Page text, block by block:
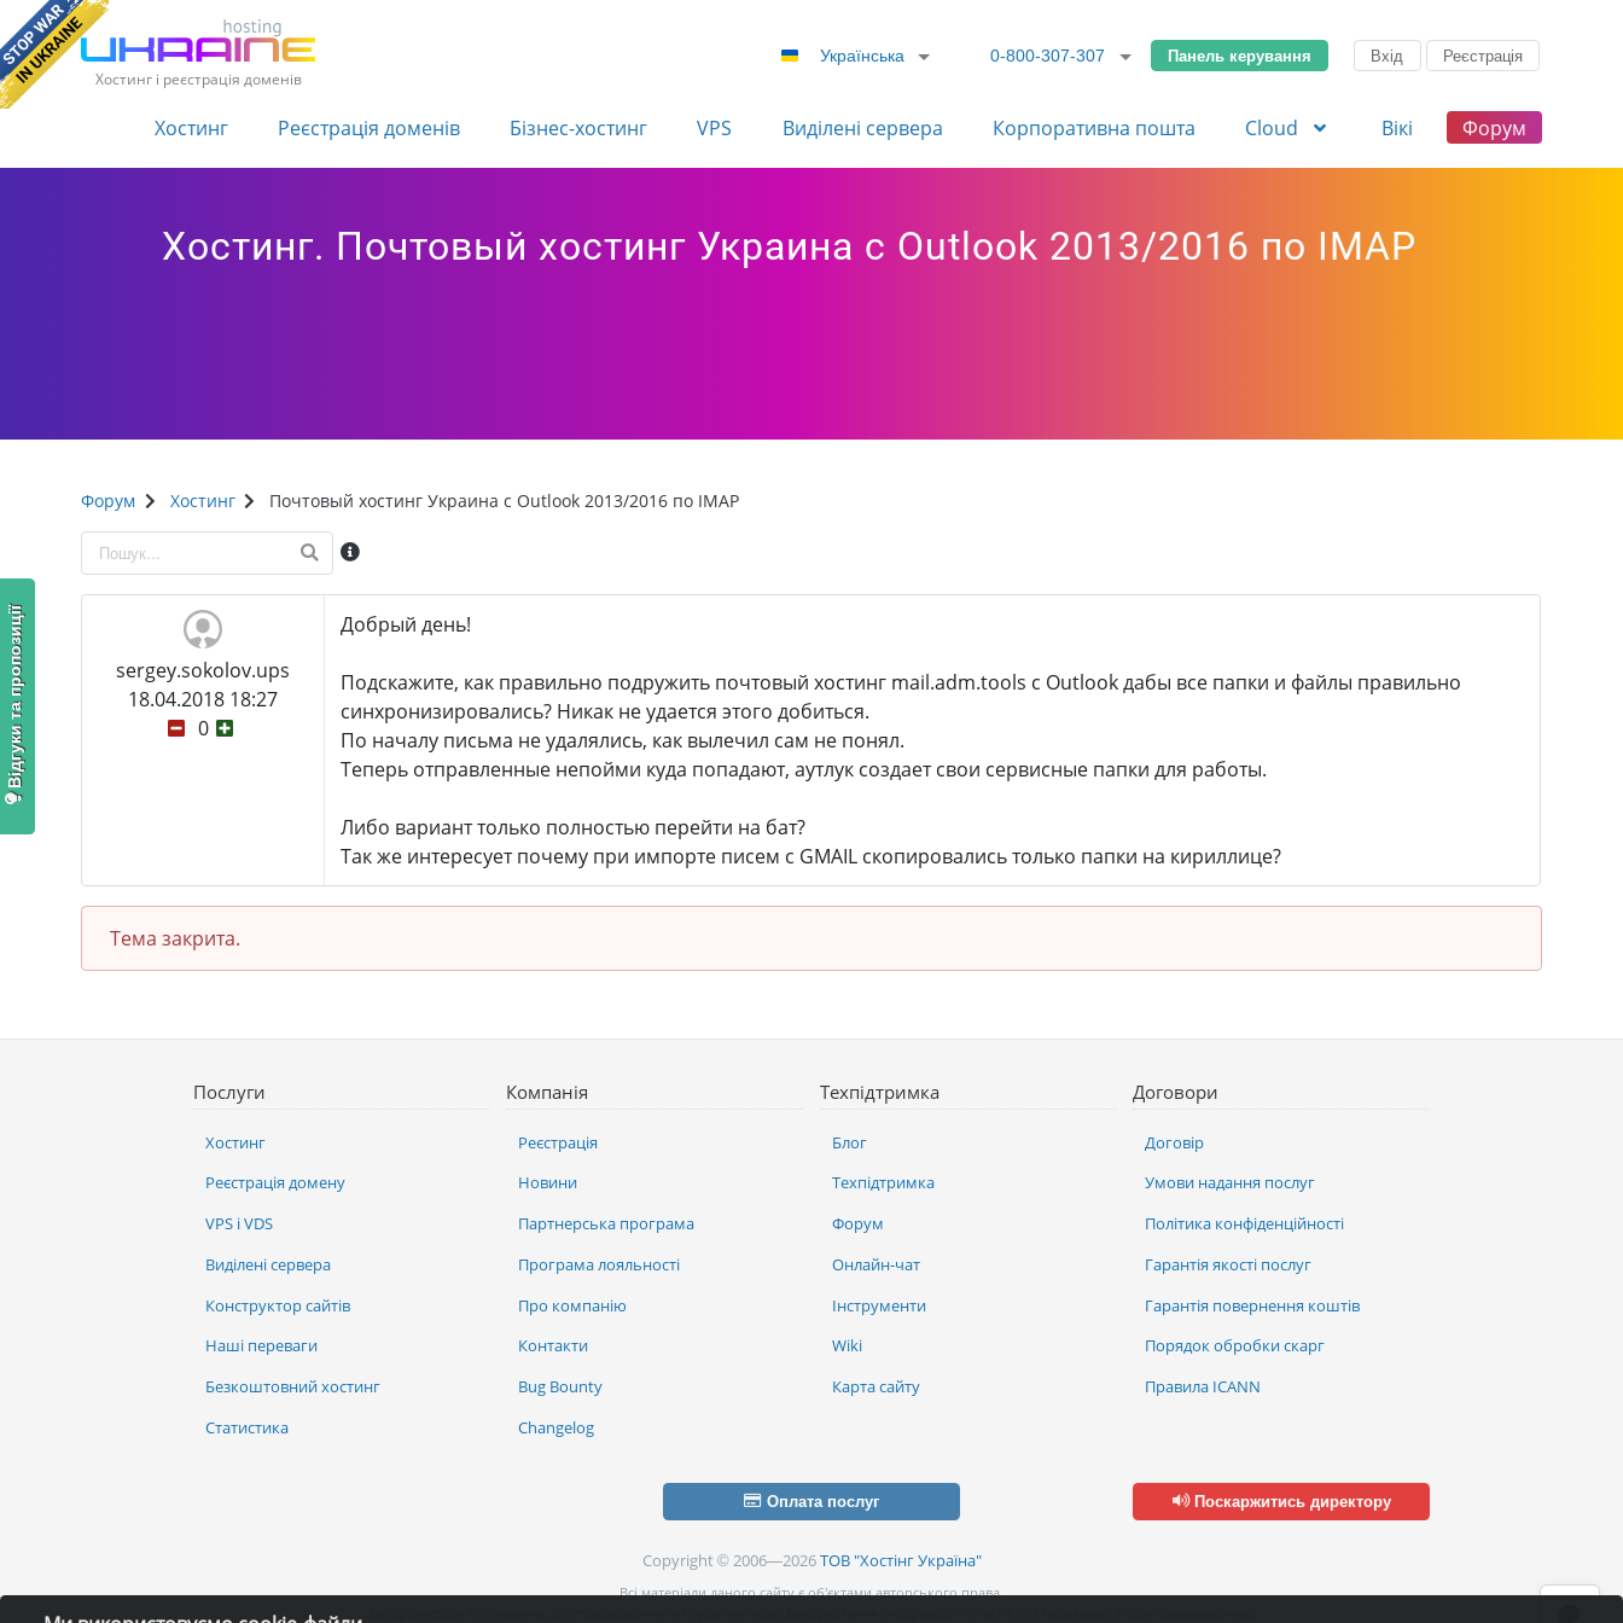
Хостинг і реєстрація доменів
Українська 0-800-307-307 Панель керування Вхід Реєстрація
Хостинг Реєстрація доменів Бізнес-хостинг VPS Виділені сервера Корпоративна пошта Cloud Вікі Форум
Хостинг. Почтовый хостинг Украина с Outlook 2013/2016 по IMAP
Форум Хостинг Почтовый хостинг Украина с Outlook 2013/2016 по IMAP
sergey.sokolov.ups
18.04.2018 18:27
0
Добрый день!
Подскажите, как правильно подружить почтовый хостинг mail.adm.tools с Outlook дабы все папки и файлы правильно
синхронизировались? Никак не удается этого добиться.
По началу письма не удалялись, как вылечил сам не понял.
Теперь отправленные непойми куда попадают, аутлук создает свои сервисные папки для работы.
Либо вариант только полностью перейти на бат?
Так же интересует почему при импорте писем с GMAIL скопировались только папки на кириллице?
Тема закрита.
Послуги
Хостинг
Реєстрація домену
VPS і VDS
Виділені сервера
Конструктор сайтів
Наші переваги
Безкоштовний хостинг
Статистика
Компанія
Реєстрація
Новини
Партнерська програма
Програма лояльності
Про компанію
Контакти
Bug Bounty
Changelog
Техпідтримка
Блог
Техпідтримка
Форум
Онлайн-чат
Інструменти
Wiki
Карта сайту
Договори
Договір
Умови надання послуг
Політика конфіденційності
Гарантія якості послуг
Гарантія повернення коштів
Порядок обробки скарг
Правила ICANN
Оплата послуг Поскаржитись директору
Copyright © 2006—2026ТОВ "Хостінг Україна"
Всі матеріали даного сайту є об’єктами авторського права.
Відгуки та пропозиції